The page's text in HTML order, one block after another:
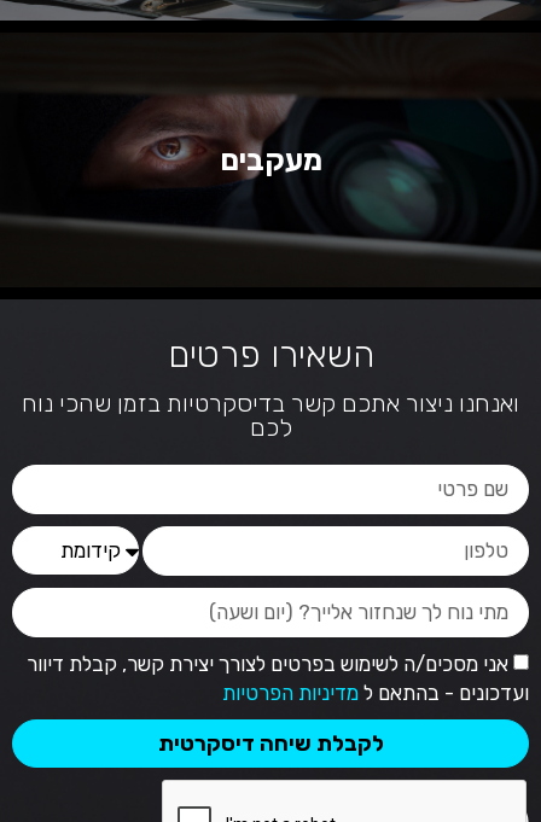
מעקבים
השאירו פרטים
ואנחנו ניצור אתכם קשר בדיסקרטיות בזמן שהכי נוח
לכם
אני מסכים/ה לשימוש בפרטים לצורך יצירת קשר, קבלת דיוור
ועדכונים - בהתאם ל מדיניות הפרטיות
לקבלת שיחה דיסקרטית